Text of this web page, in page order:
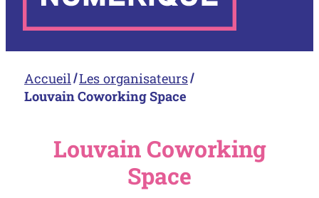
Accueil Les organisateurs
Louvain Coworking Space
Louvain Coworking
Space